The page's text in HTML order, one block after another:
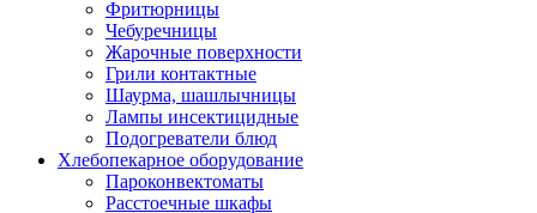
Фритюрницы
Чебуречницы
Жарочные поверхности
Грили контактные
Шаурма, шашлычницы
Лампы инсектицидные
Подогреватели блюд
Хлебопекарное оборудование
Пароконвектоматы
Расстоечные шкафы